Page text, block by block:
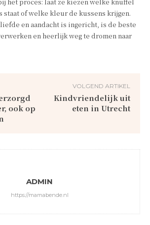
staat of welke kleur de kussens krijgen.
en aandacht is ingericht, is de beste
en heerlijk weg te dromen naar
ook op
VOLGEND ARTIKEL
Kindvriendelijk uit
eten in Utrecht
ADMIN
https://mamabende.nl